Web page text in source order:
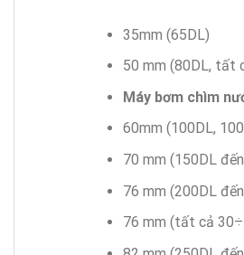
35mm (65DL)
50 mm (80DL, tất
Máy bơm chìm
60mm (100DL,
70 mm (150DL
76 mm (200DL
76 mm (tất cả